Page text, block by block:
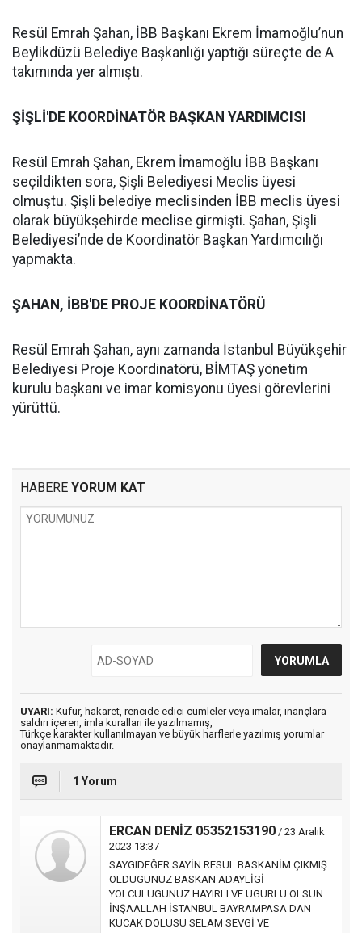
Resül Emrah Şahan, İBB Başkanı Ekrem İmamoğlu’nun
Beylikdüzü Belediye Başkanlığı yaptığı süreçte de A
takımında yer almıştı.
ŞİŞLİ'DE KOORDİNATÖR BAŞKAN YARDIMCISI
Resül Emrah Şahan, Ekrem İmamoğlu İBB Başkanı
seçildikten sora, Şişli Belediyesi Meclis üyesi
olmuştu. Şişli belediye meclisinden İBB meclis üyesi
olarak büyükşehirde meclise girmişti. Şahan, Şişli
Belediyesi’nde de Koordinatör Başkan Yardımcılığı
yapmakta.
ŞAHAN, İBB'DE PROJE KOORDİNATÖRÜ
Resül Emrah Şahan, aynı zamanda İstanbul Büyükşehir
Belediyesi Proje Koordinatörü, BİMTAŞ yönetim
kurulu başkanı ve imar komisyonu üyesi görevlerini
yürüttü.
HABERE YORUM KAT
UYARI: Küfür, hakaret, rencide edici cümleler veya imalar, inançlara
saldırı içeren, imla kuralları ile yazılmamış,
Türkçe karakter kullanılmayan ve büyük harflerle yazılmış yorumlar
onaylanmamaktadır.
1 Yorum
ERCAN DENİZ 05352153190 / 23 Aralık
2023 13:37
SAYGIDEĞER SAYİN RESUL BASKANİM ÇIKMIŞ
OLDUGUNUZ BASKAN ADAYLİGİ
YOLCULUGUNUZ HAYIRLI VE UGURLU OLSUN
İNŞAALLAH İSTANBUL BAYRAMPASA DAN
KUCAK DOLUSU SELAM SEVGİ VE